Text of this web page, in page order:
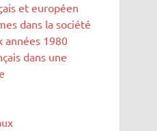
et européen
dans la société
années 1980
dans une